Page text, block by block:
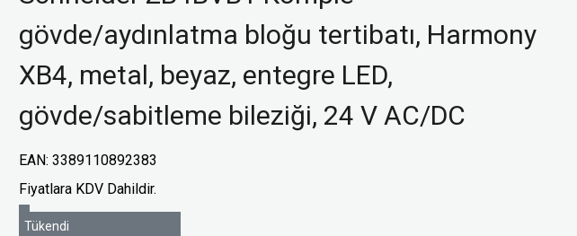
ve Prizler
gövde/aydınlatma bloğu tertibatı, Harmony
XB4, metal, beyaz, entegre LED,
gövde/sabitleme bileziği, 24 V AC/DC
EAN:3389110892383
Fiyatlara KDV Dahildir.
Tükendi